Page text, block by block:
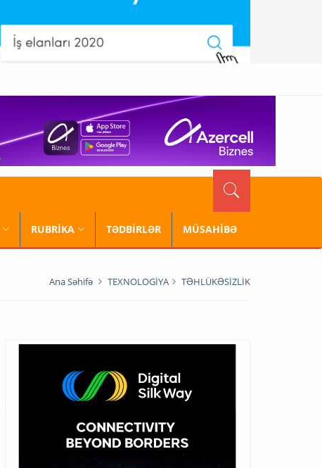
RUBRİKA TƏDBİRLƏR MÜSAHİBƏ
Ana Səhifə TEXNOLOGİYA TƏHLÜKƏSİZLİK